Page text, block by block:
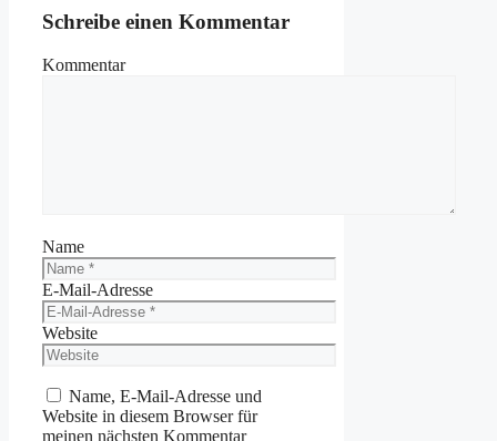
Schreibe einen Kommentar
Kommentar
Name
E-Mail-Adresse
Website
Name, E-Mail-Adresse und
Website in diesem Browser für
meinen nächsten Kommentar